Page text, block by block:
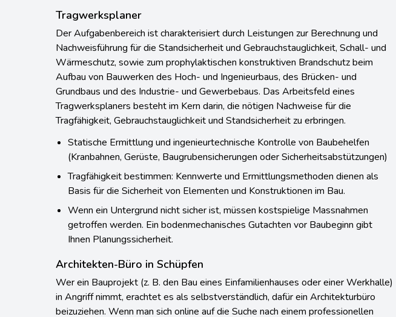
Tragwerksplaner
Der Aufgabenbereich ist charakterisiert durch Leistungen zur Berechnung und
Nachweisführung für die Standsicherheit und Gebrauchstauglichkeit, Schall- und
Wärmeschutz, sowie zum prophylaktischen konstruktiven Brandschutz beim
Aufbau von Bauwerken des Hoch- und Ingenieurbaus, des Brücken- und
Grundbaus und des Industrie- und Gewerbebaus. Das Arbeitsfeld eines
Tragwerksplaners besteht im Kern darin, die nötigen Nachweise für die
Tragfähigkeit, Gebrauchstauglichkeit und Standsicherheit zu erbringen.
Statische Ermittlung und ingenieurtechnische Kontrolle von Baubehelfen
(Kranbahnen, Gerüste, Baugrubensicherungen oder Sicherheitsabstützungen)
Tragfähigkeit bestimmen: Kennwerte und Ermittlungsmethoden dienen als
Basis für die Sicherheit von Elementen und Konstruktionen im Bau.
Wenn ein Untergrund nicht sicher ist, müssen kostspielige Massnahmen
getroffen werden. Ein bodenmechanisches Gutachten vor Baubeginn gibt
Ihnen Planungssicherheit.
Architekten-Büro in Schüpfen
Wer ein Bauprojekt (z. B. den Bau eines Einfamilienhauses oder einer Werkhalle)
in Angriff nimmt, erachtet es als selbstverständlich, dafür ein Architekturbüro
beizuziehen. Wenn man sich online auf die Suche nach einem professionellen